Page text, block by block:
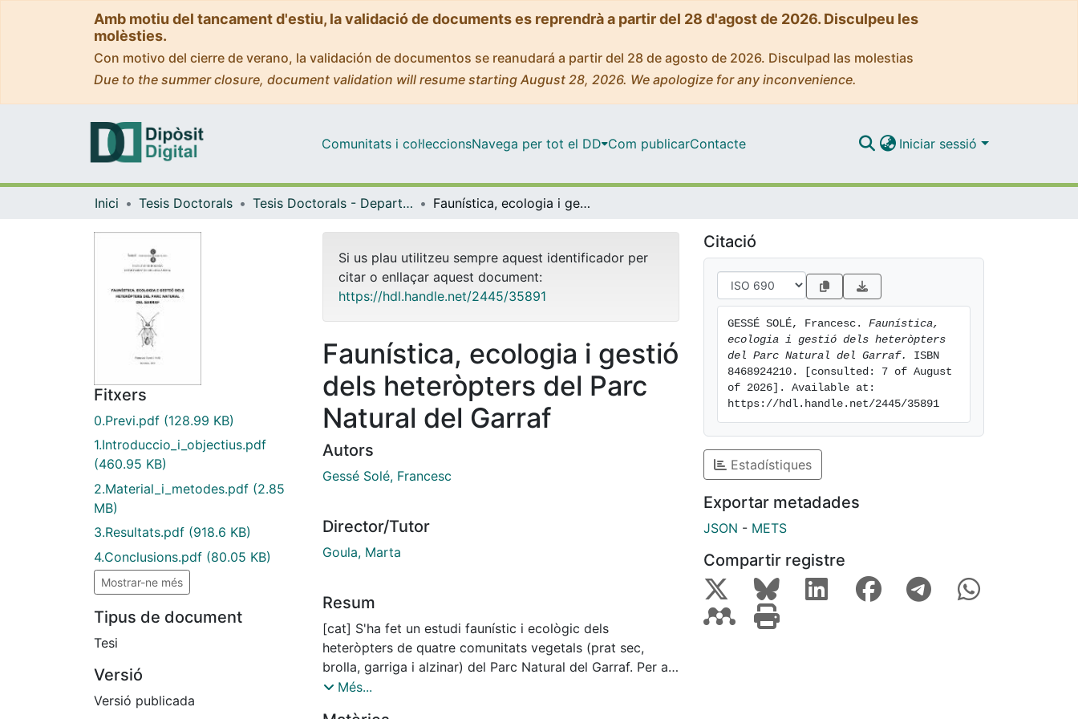
Amb motiu del tancament d'estiu, la validació de documents es reprendrà a partir del 28 d'agost de 2026. Disculpeu les
molèsties.
Con motivo del cierre de verano, la validación de documentos se reanudará a partir del 28 de agosto de 2026. Disculpad las molestias
Due to the summer closure, document validation will resume starting August 28, 2026. We apologize for any inconvenience.
Comunitats i col·leccionsNavega per tot el DD Com publicarContacte Iniciar sessió
Inici Tesis Doctorals Tesis Doctorals - Departament - Biologia Animal Faunística, ecologia i gestió dels heteròpters del Parc Natural del Garraf
Fitxers
0.Previ.pdf (128.99 KB)
1.Introduccio_i_objectius.pdf
(460.95 KB)
2.Material_i_metodes.pdf (2.85
MB)
3.Resultats.pdf (918.6 KB)
4.Conclusions.pdf (80.05 KB)
Mostrar-ne més
Tipus de document
Tesi
Versió
Versió publicada
Si us plau utilitzeu sempre aquest identificador per
citar o enllaçar aquest document:
https://hdl.handle.net/2445/35891
Faunística, ecologia i gestió
dels heteròpters del Parc
Natural del Garraf
Autors
Gessé Solé, Francesc
Director/Tutor
Goula, Marta
Resum
[cat] S'ha fet un estudi faunístic i ecològic dels
heteròpters de quatre comunitats vegetals (prat sec,
brolla, garriga i alzinar) del Parc Natural del Garraf. Per a
cada comunitat vegetal s'han triat tres parcel·les. La presa
Més...
Citació
GESSÉ SOLÉ, Francesc. Faunística,
ecologia i gestió dels heteròpters
del Parc Natural del Garraf.
ISBN
8468924210. [consulted: 7 of August
of 2026]. Available at:
https://hdl.handle.net/2445/35891
Estadístiques
Exportar metadades
JSON - METS
Compartir registre